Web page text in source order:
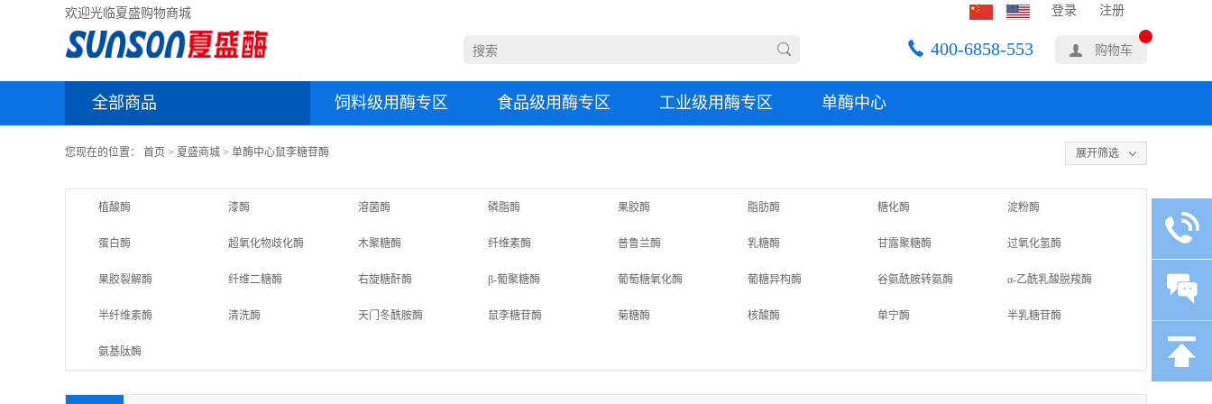
欢迎光临夏盛购物商城
购物车
400-6858-553
登录 注册
全部商品 饲料级用酶专区 食品级用酶专区 工业级用酶专区 单酶中心
您现在的位置： 首页 > 夏盛商城 > 单酶中心鼠李糖苷酶 展开筛选
植酸酶 漆酶 溶菌酶 磷脂酶 果胶酶 脂肪酶 糖化酶 淀粉酶
蛋白酶 超氧化物歧化酶 木聚糖酶 纤维素酶 普鲁兰酶 乳糖酶 甘露聚糖酶 过氧化氢酶
果胶裂解酶 纤维二糖酶 右旋糖酐酶 β-葡聚糖酶 葡萄糖氧化酶 葡糖异构酶 谷氨酰胺转氨酶 α-乙酰乳酸脱羧酶
半纤维素酶 清洗酶 天门冬酰胺酶 鼠李糖苷酶 菊糖酶 核酸酶 单宁酶 半乳糖苷酶
氨基肽酶